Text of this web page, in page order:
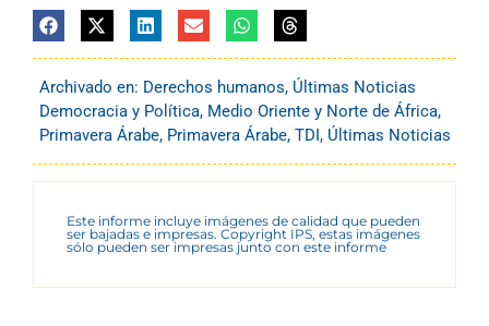
Archivado en: Derechos humanos, Últimas Noticias
Democracia y Política, Medio Oriente y Norte de África,
Primavera Árabe, Primavera Árabe, TDI , Últimas Noticias
Este informe incluye imágenes de calidad que pueden
ser bajadas e impresas. Copyright IPS, estas imágenes
sólo pueden ser impresas junto con este informe